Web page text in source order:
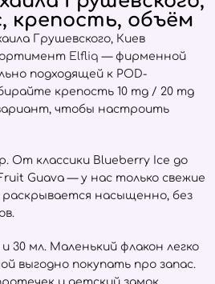
крепость, объём
Грушевского, Киев
Elfliq — фирменной
подходящей к POD-
крепость 10 mg / 20 mg
чтобы настроить
От классики Blueberry Ice до
Guava — у нас только свежие
насыщенно, без
30 мл. Маленький флакон легко
выгодно покупать про запас.